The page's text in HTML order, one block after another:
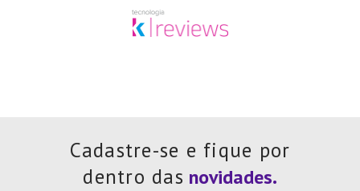
Cadastre-se e fique por
dentro das